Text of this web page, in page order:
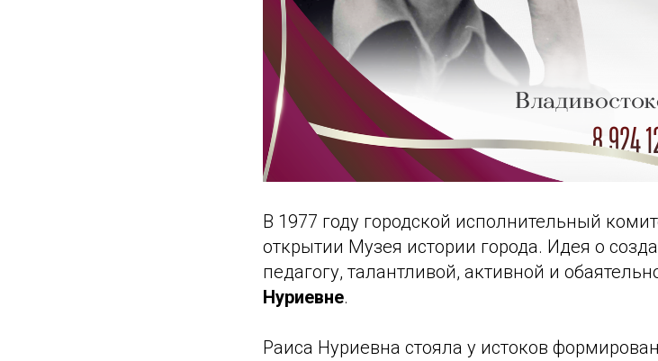
В 1977 году городской исполнительный
открытии Музея истории города. Идея о
педагогу, талантливой, активной и
Нуриевне.
Раиса Нуриевна стояла у истоков